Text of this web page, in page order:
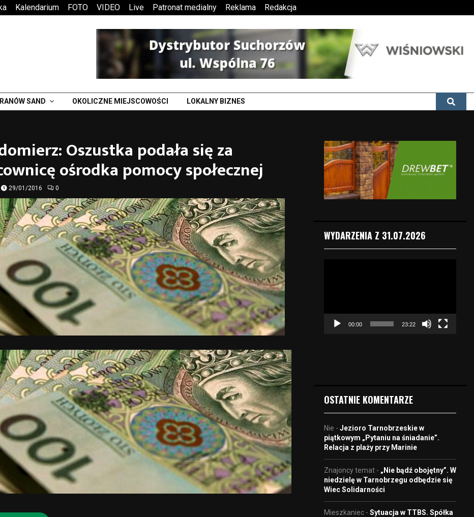
Kalendarium FOTO VIDEO Live Patronat medialny Reklama Redakcja
SAND OKOLICZNE MIEJSCOWOŚCI LOKALNY BIZNES
Oszustka podała się za
ośrodka pomocy społecznej
29/01/2016 0
WYDARZENIA Z 31.07.2026
e
o
00:00 23:22
OSTATNIE KOMENTARZE
Nie - Jezioro Tarnobrzeskie w
piątkowym „Pytaniu na śniadanie”.
Relacja z plaży przy Marinie
Znajoncy temat - „Nie bądź obojętny”. W
niedzielę w Tarnobrzegu odbędzie się
Wiec Solidarności
Mieszkaniec - Sytuacja w TTBS. Spółka